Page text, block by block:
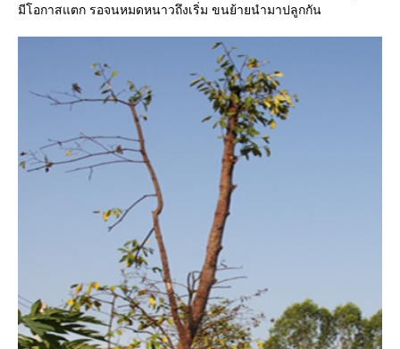
มีโอกาสแตก รอจนหมดหนาวถึงเริ่ม ขนย้ายนำมาปลูกกัน